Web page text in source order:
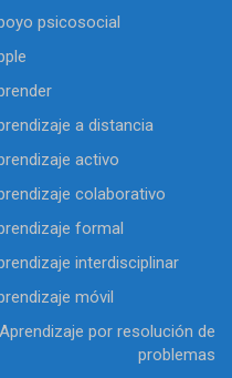
psicosocial
a distancia
activo
colaborativo
formal
interdisciplinar
móvil
Aprendizaje por resolución de
problemas